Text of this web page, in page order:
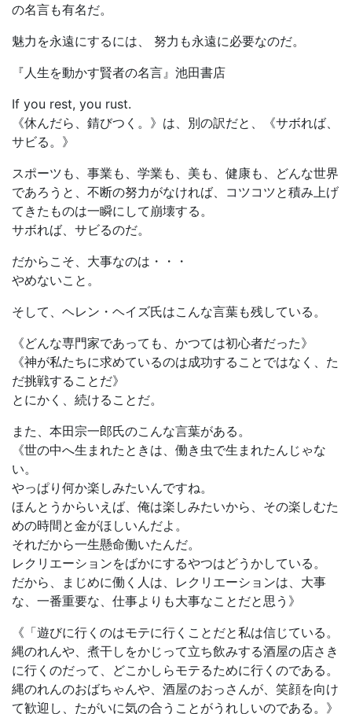
の名言も有名だ。
魅力を永遠にするには、 努力も永遠に必要なのだ。
『人生を動かす賢者の名言』池田書店
If you rest, you rust.
《休んだら、錆びつく。》は、別の訳だと、《サボれば、
サビる。》
スポーツも、事業も、学業も、美も、健康も、どんな世界
であろうと、不断の努力がなければ、コツコツと積み上げ
てきたものは一瞬にして崩壊する。
サボれば、サビるのだ。
だからこそ、大事なのは・・・
やめないこと。
そして、ヘレン・ヘイズ氏はこんな言葉も残している。
《どんな専門家であっても、かつては初心者だった》
《神が私たちに求めているのは成功することではなく、た
だ挑戦することだ》
とにかく、続けることだ。
また、本田宗一郎氏のこんな言葉がある。
《世の中へ生まれたときは、働き虫で生まれたんじゃな
い。
やっぱり何か楽しみたいんですね。
ほんとうからいえば、俺は楽しみたいから、その楽しむた
めの時間と金がほしいんだよ。
それだから一生懸命働いたんだ。
レクリエーションをばかにするやつはどうかしている。
だから、まじめに働く人は、レクリエーションは、大事
な、一番重要な、仕事よりも大事なことだと思う》
《「遊びに行くのはモテに行くことだと私は信じている。
縄のれんや、煮干しをかじって立ち飲みする酒屋の店さき
に行くのだって、どこかしらモテるために行くのである。
縄のれんのおばちゃんや、酒屋のおっさんが、笑顔を向け
て歓迎し、たがいに気の合うことがうれしいのである。》